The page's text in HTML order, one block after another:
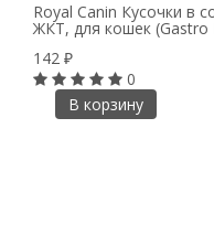
Royal Canin Кусочки в
ЖКТ, для кошек (Gastro
142 ₽
0
В корзину